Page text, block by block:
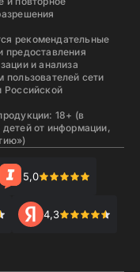
рекомендательные
предоставления
и анализа
сети
Российской
18+ (в
от информации,
5,0
4,3